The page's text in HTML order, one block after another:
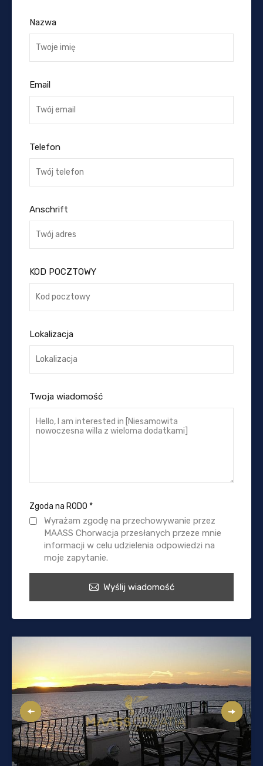
Nazwa
Email
Telefon
Anschrift
KOD POCZTOWY
Lokalizacja
Twoja wiadomość
Zgoda na RODO *
Wyrażam zgodę na przechowywanie przez
MAASS Chorwacja przesłanych przeze mnie
informacji w celu udzielenia odpowiedzi na
moje zapytanie.
Wyślij wiadomość